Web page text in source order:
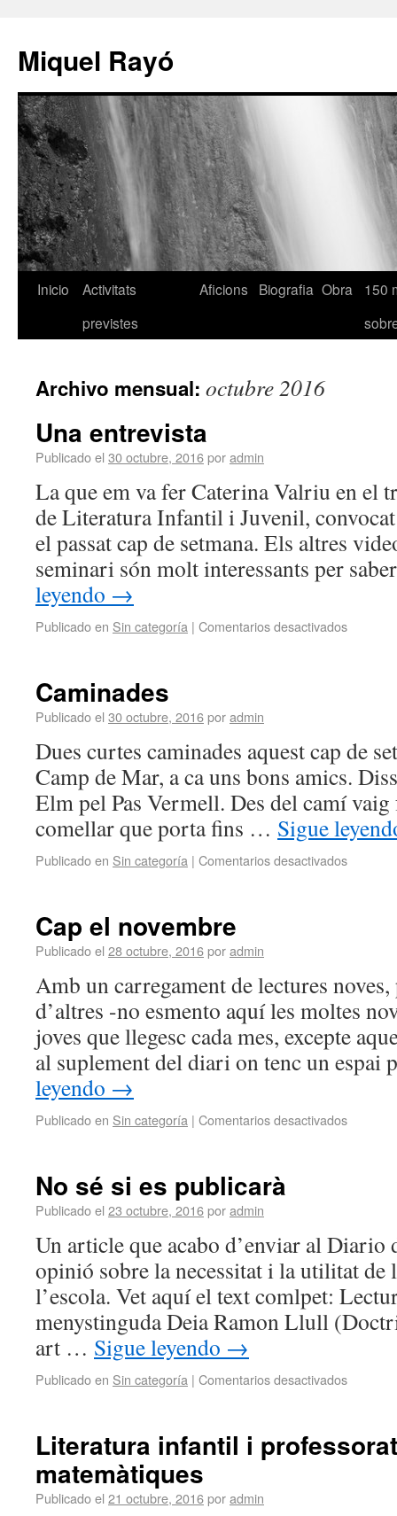
Miquel Rayó
Inicio
Activitats
previstes
Aficions Biografia Obra
150
Archivo mensual: octubre 2016
Una entrevista
Publicado el 30 octubre, 2016poradmin
La que em va fer Caterina Valriu en el
de Literatura Infantil i Juvenil,
el passat cap de setmana. Els altres
seminari són molt interessants per
leyendo →
Publicado en Sin categoría | Comentarios desactivados
Caminades
Publicado el 30 octubre, 2016poradmin
Dues curtes caminades aquest cap de
Camp de Mar, a ca uns bons amics.
Elm pel Pas Vermell. Des del camí
comellar que porta fins … Sigue
Publicado en Sin categoría | Comentarios desactivados
Cap el novembre
Publicado el 28 octubre, 2016poradmin
Amb un carregament de lectures
d’altres -no esmento aquí les moltes
joves que llegesc cada mes, excepte
al suplement del diari on tenc un
leyendo →
Publicado en Sin categoría | Comentarios desactivados
No sé si es publicarà
Publicado el 23 octubre, 2016poradmin
Un article que acabo d’enviar al Diario
opinió sobre la necessitat i la utilitat de
l’escola. Vet aquí el text comlpet:
menystinguda Deia Ramon Llull
art … Sigue leyendo →
Publicado en Sin categoría | Comentarios desactivados
Literatura infantil i
matemàtiques
Publicado el 21 octubre, 2016poradmin